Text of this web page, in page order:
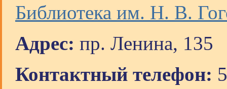
Библиотека им. Н. В.
Адрес: пр. Ленина, 135
Контактный телефон: